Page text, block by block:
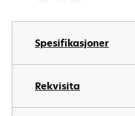
Spesifikasjoner
Rekvisita